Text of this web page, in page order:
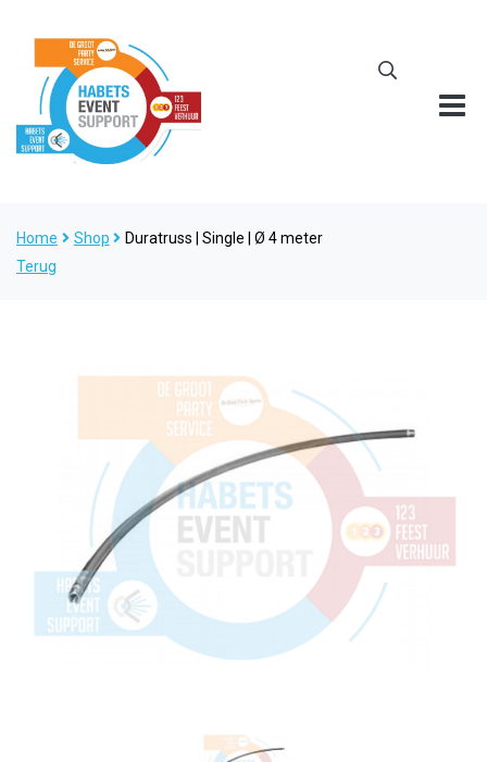
Home Shop
Duratruss | Single | Ø 4 meter
Terug